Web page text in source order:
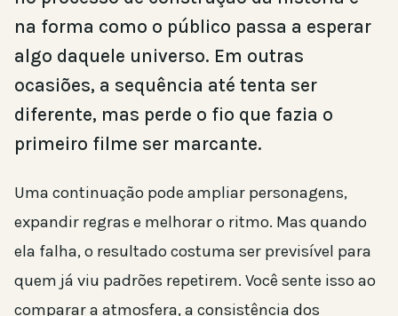
na forma como o público passa a esperar
algo daquele universo. Em outras
ocasiões, a sequência até tenta ser
diferente, mas perde o fio que fazia o
primeiro filme ser marcante.
Uma continuação pode ampliar personagens,
expandir regras e melhorar o ritmo. Mas quando
ela falha, o resultado costuma ser previsível para
quem já viu padrões repetirem. Você sente isso ao
comparar a atmosfera, a consistência dos